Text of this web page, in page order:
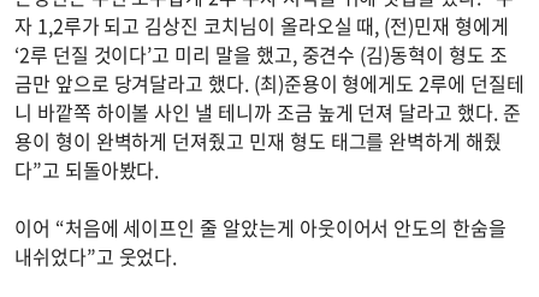
자 1,2루가 되고 김상진 코치님이 올라오실 때, (전)민재 형에게
‘2루 던질 것이다’고 미리 말을 했고, 중견수 (김)동혁이 형도 조
금만 앞으로 당겨달라고 했다. (최)준용이 형에게도 2루에 던질테
니 바깥쪽 하이볼 사인 낼 테니까 조금 높게 던져 달라고 했다. 준
용이 형이 완벽하게 던져줬고 민재 형도 태그를 완벽하게 해줬
다”고 되돌아봤다.
이어 “처음에 세이프인 줄 알았는게 아웃이어서 안도의 한숨을
내쉬었다”고 웃었다.